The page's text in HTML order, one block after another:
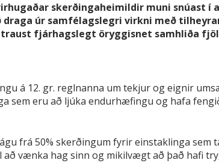
skerðingaheimildir muni snúast
draga úr samfélagslegri virkni með
fjárhagslegt öryggisnet samhliða
á 12. gr. reglnanna um tekjur og eignir
sem eru að ljúka endurhæfingu og hafa
frá 50% skerðingum fyrir einstaklinga
vænka hag sinn og mikilvægt að það hafi